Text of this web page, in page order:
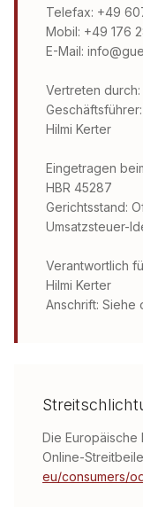
Telefax: +49
Mobil: +49 176
E-Mail:
Vertreten durch:
Geschäftsführer:
Hilmi Kerter
Eingetragen
HBR 45287
Gerichtsstand:
Umsatzsteuer-
Verantwortlich
Hilmi Kerter
Anschrift: Siehe
Die Europäische
Online-
eu/consumers/